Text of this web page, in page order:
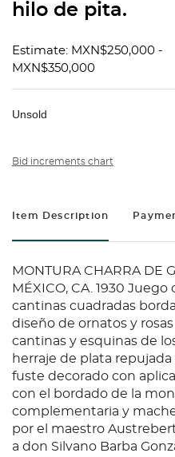
hilo de pita.
Estimate: MXN$250,000 -
MXN$350,000
Unsold
Bid increments chart
Item Description
MONTURA CHARRA DE
MÉXICO, CA. 1930
cantinas cuadradas
diseño de ornatos y
cantinas y esquinas de
herraje de plata
fuste decorado con
con el bordado de la
complementaria y
por el maestro
a don Silvano Barba